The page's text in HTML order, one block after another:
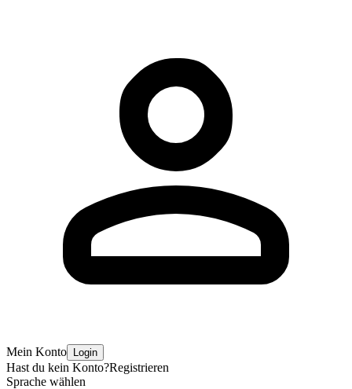
Mein Konto Login
Hast du kein Konto?Registrieren
Sprache wählen